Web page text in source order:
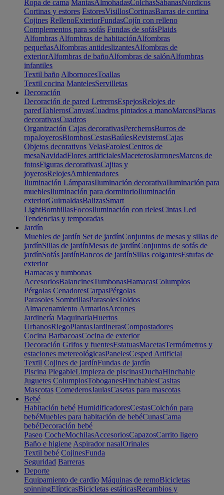
Ropa de cama MantasAlmohadasColchasSábanasNórdicos
Cortinas y estores EstoresVisillosCortinasBarras de cortina
Cojines RellenoExteriorFundasCojín con relleno
Complementos para sofás Fundas de sofásPlaids
Alfombras Alfombras de habitaciónAlfombras
pequeñasAlfombras antideslizantesAlfombras de
exteriorAlfombras de bañoAlfombras de salónAlfombras
infantiles
Textil baño AlbornocesToallas
Textil cocina MantelesServilletas
Decoración
Decoración de pared LetrerosEspejosRelojes de
paredTablerosCanvasCuadros pintados a manoMarcosPlacas
decorativasCuadros
Organización Cajas decorativasPercherosBurros de
ropaJoyerosBiombosCestasBaúlesRevisterosCajas
Objetos decorativos VelasFarolesCentros de
mesaNavidadFlores artificialesMaceterosJarronesMarcos de
fotosFiguras decorativasCajitas y
joyerosRelojesAmbientadores
Iluminación LámparasIluminación decorativaIluminación para
mueblesIluminación para dormitorioIluminación
exteriorGuirnaldasBalizasSmart
LightBombillasFocosIluminación con rielesCintas Led
Tendencias y temporadas
Jardín
Muebles de jardín Set de jardínConjuntos de mesas y sillas de
jardínSillas de jardínMesas de jardínConjuntos de sofás de
jardínSofás jardínBancos de jardínSillas colgantesEstufas de
exterior
Hamacas y tumbonas
AccesoriosBalancinesTumbonasHamacasColumpios
Pérgolas CenadoresCarpasPérgolas
Parasoles SombrillasParasolesToldos
Almacenamiento ArmariosArcones
Jardinería MaquinariaHuertos
UrbanosRiegoPlantasJardinerasCompostadores
Cocina BarbacoasCocina de exterior
Decoración Grifos y fuentesEstatuasMacetasTermómetros y
estaciones metereológicasPanelesCesped Artificial
Textil Cojines de jardínFundas de jardín
Piscina PlegableLimpieza de piscinasDuchaHinchable
Juguetes ColumpiosToboganesHinchablesCasitas
Mascotas ComederosJaulasCasetas para mascotas
Bebé
Habitación bebé HumidificadoresCestasColchón para
bebéMuebles para habitación de bebéCunasCama
bebéDecoración bebé
Paseo CocheMochilasAccesoriosCapazosCarrito ligero
Baño e higiene Aspirador nasalOrinales
Textil bebé CojinesFunda
Seguridad Barreras
Deporte
Equipamiento de cardio Máquinas de remoBicicletas
spinningElípticasBicicletas estáticasRecambios y